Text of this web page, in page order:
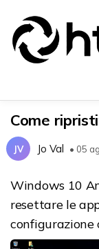
Come
JV Jo Val • 05
Windows 10
resettare le
configurazione